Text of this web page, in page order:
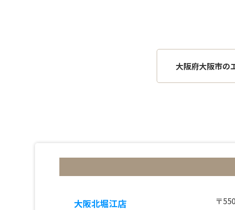
大阪府大阪市の
大阪北堀江店 〒